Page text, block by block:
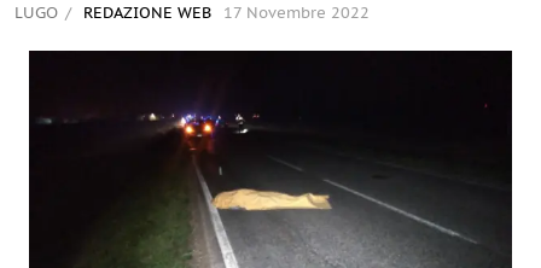
LUGO REDAZIONE WEB 17 Novembre 2022